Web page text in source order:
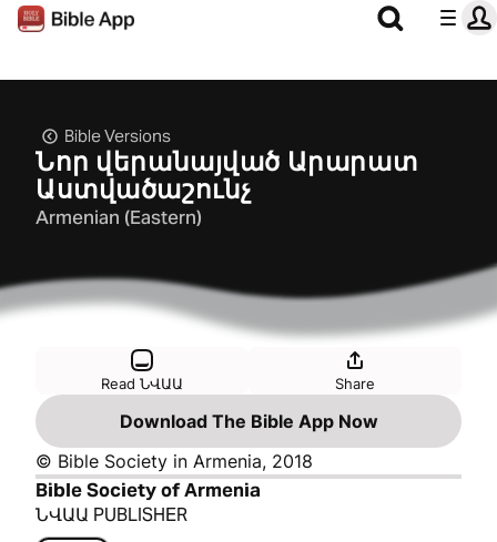
Bible Versions
Նոր վերանայված Արարատ
Աստվածաշունչ
Armenian (Eastern)
Read ՆՎԱԱ Share
Download The Bible App Now
© Bible Society in Armenia, 2018
Bible Society of Armenia
ՆՎԱԱ PUBLISHER